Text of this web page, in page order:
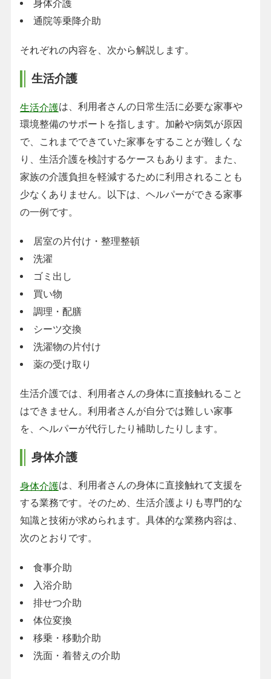
身体介護
通院等乗降介助
それぞれの内容を、次から解説します。
生活介護
生活介護は、利用者さんの日常生活に必要な家事や
環境整備のサポートを指します。加齢や病気が原因
で、これまでできていた家事をすることが難しくな
り、生活介護を検討するケースもあります。また、
家族の介護負担を軽減するために利用されることも
少なくありません。以下は、ヘルパーができる家事
の一例です。
居室の片付け・整理整頓
洗濯
ゴミ出し
買い物
調理・配膳
シーツ交換
洗濯物の片付け
薬の受け取り
生活介護では、利用者さんの身体に直接触れること
はできません。利用者さんが自分では難しい家事
を、ヘルパーが代行したり補助したりします。
身体介護
身体介護は、利用者さんの身体に直接触れて支援を
する業務です。そのため、生活介護よりも専門的な
知識と技術が求められます。具体的な業務内容は、
次のとおりです。
食事介助
入浴介助
排せつ介助
体位変換
移乗・移動介助
洗面・着替えの介助